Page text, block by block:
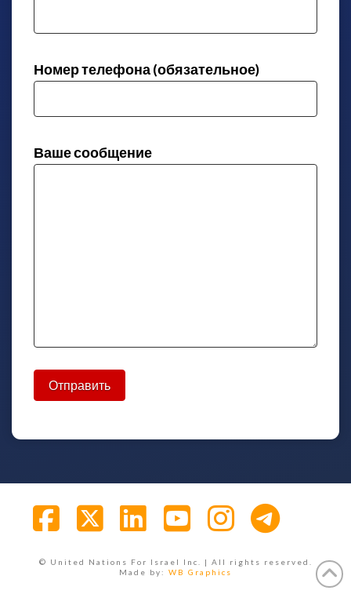
Номер телефона (обязательное)
Ваше сообщение
© United Nations For Israel Inc. | All rights reserved.
Made by: WB Graphics